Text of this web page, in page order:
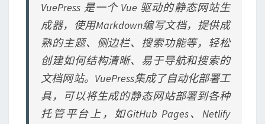
VuePress 是一个 Vue 驱动的静态网站生
成器，使用Markdown编写文档，提供成
熟的主题、侧边栏、搜索功能等，轻松
创建如何结构清晰、易于导航和搜索的
文档网站。VuePress集成了自动化部署工
具，可以将生成的静态网站部署到各种
托管平台上，如GitHub Pages、Netlify